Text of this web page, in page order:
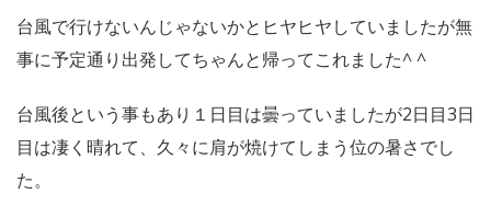
台風で行けないんじゃないかとヒヤヒヤしていましたが無
事に予定通り出発してちゃんと帰ってこれました^ ^
台風後という事もあり１日目は曇っていましたが2日目3日
目は凄く晴れて、久々に肩が焼けてしまう位の暑さでし
た。